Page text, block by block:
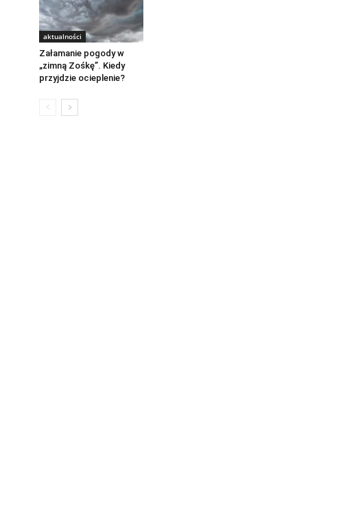
aktualności
Załamanie pogody w
„zimną Zośkę”. Kiedy
przyjdzie ocieplenie?